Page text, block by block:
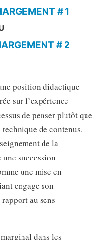
# 1
# 2
position didactique
sur l’expérience
de penser plutôt que
de contenus.
de la
succession
une mise en
engage son
au sens
dans les